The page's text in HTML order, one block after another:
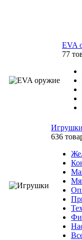
EVA
77
Игрушки
636